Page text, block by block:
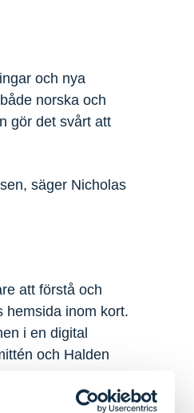
och nya
norska och
gör det svårt att
säger Nicholas
att förstå och
hemsida inom kort.
i en digital
och Halden